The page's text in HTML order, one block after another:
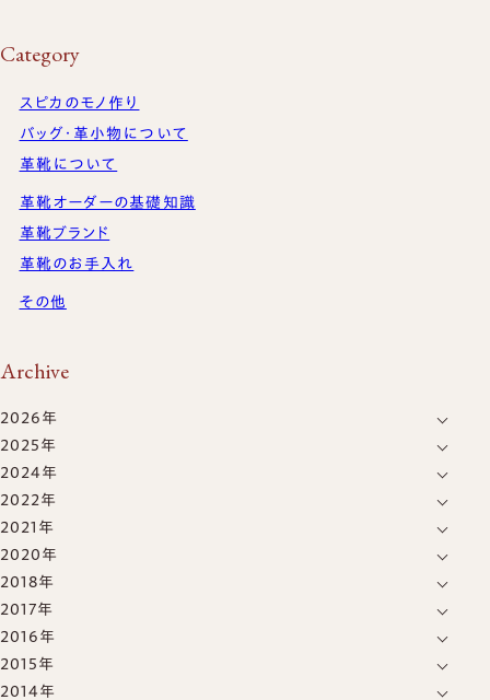
Category
スピカのモノ作り
バッグ・革小物について
革靴について
革靴オーダーの基礎知識
革靴ブランド
革靴のお手入れ
その他
Archive
2026年
8月(1)
7月(5)
6月(5)
5月
2025年
12月(4)
11月(15)
10月
2024年
6月(2)
5月(8)
2022年
1月(5)
2021年
12月(11)
11月(3)
10月
9月
2020年
12月
2018年
5月(1)
2017年
8月(2)
1月(1)
2016年
12月
11月(1)
2015年
12月
2014年